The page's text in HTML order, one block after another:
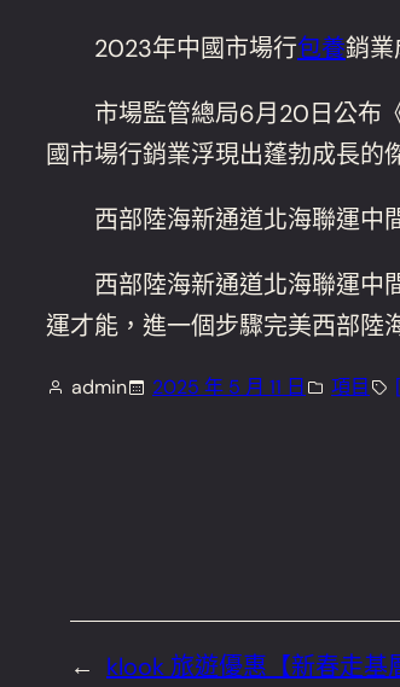
2023年中國市場行包養銷業
市場監管總局6月20日公布《
國市場行銷業浮現出蓬勃成長的
西部陸海新通道北海聯運中
西部陸海新通道北海聯運中間
運才能，進一個步驟完美西部陸
admin 2025 年 5 月 11 日 項目
← klook 旅遊優惠【新春走基